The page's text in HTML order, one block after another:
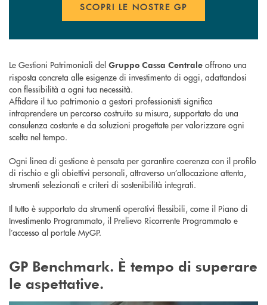
SCOPRI LE NOSTRE GP
Le Gestioni Patrimoniali del Gruppo Cassa Centrale offrono una
risposta concreta alle esigenze di investimento di oggi, adattandosi
con flessibilità a ogni tua necessità.
Affidare il tuo patrimonio a gestori professionisti significa
intraprendere un percorso costruito su misura, supportato da una
consulenza costante e da soluzioni progettate per valorizzare ogni
scelta nel tempo.
Ogni linea di gestione è pensata per garantire coerenza con il profilo
di rischio e gli obiettivi personali, attraverso un’allocazione attenta,
strumenti selezionati e criteri di sostenibilità integrati.
Il tutto è supportato da strumenti operativi flessibili, come il Piano di
Investimento Programmato, il Prelievo Ricorrente Programmato e
l’accesso al portale MyGP.
GP Benchmark. È tempo di superare
le aspettative.